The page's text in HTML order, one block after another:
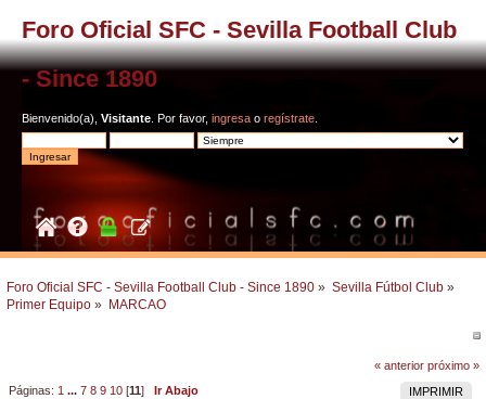
Foro Oficial SFC - Sevilla Football Club
- Since 1890
Bienvenido(a), Visitante . Por favor, ingresa o regístrate
Foro Oficial SFC - Sevilla Football Club - Since 1890 » Sevilla Fútbol Club »
Primer Equipo » MARCAO
« anterior próximo »
IMPRIMIR
Páginas: 1 ...7 8 9 10 [11]Ir Abajo